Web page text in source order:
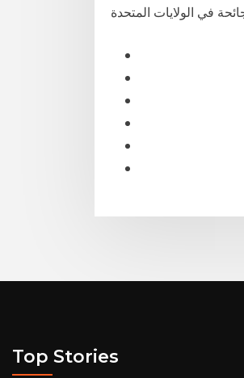
Top Stories